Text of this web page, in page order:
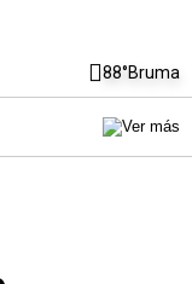
88°Bruma